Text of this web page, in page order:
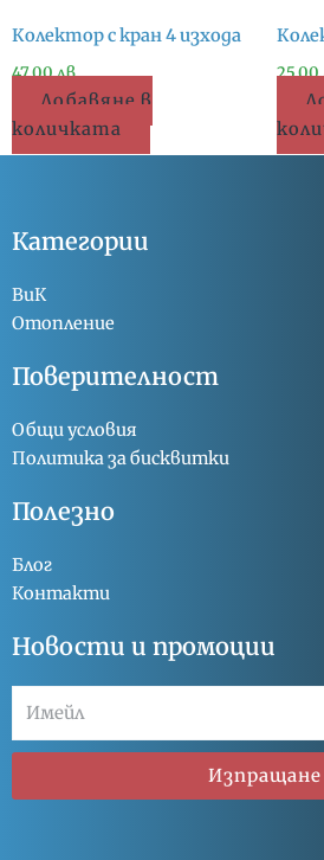
Колектор с кран 4 изхода
47.00лв.
Добавяне в
количката
25.00
Категории
ВиК
Отопление
Поверителност
Общи условия
Политика за бисквитки
Полезно
Блог
Контакти
Новости и промоции
Изпращане